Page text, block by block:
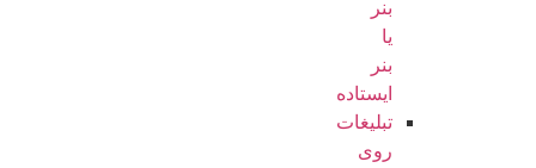
بنر
یا
بنر
ایستاده
تبلیغات
روی